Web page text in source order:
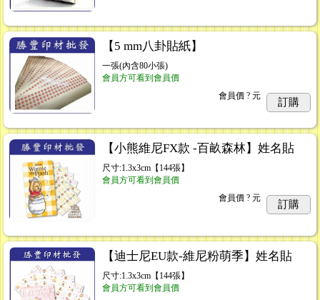
【5 mm八卦貼紙】
一張(內含80小張)
會員方可看到會員價
會員價 ? 元
訂購
【小熊維尼FX款 -百畝森林】姓名貼
尺寸:1.3x3cm【144張】
會員方可看到會員價
會員價 ? 元
訂購
【迪士尼EU款-維尼粉萌季】姓名貼
尺寸:1.3x3cm【144張】
會員方可看到會員價